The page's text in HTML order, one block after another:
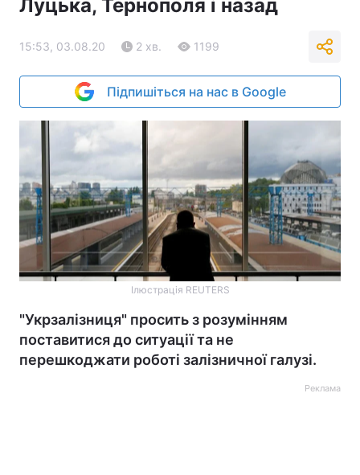
Луцька, Тернополя і назад
15:53, 03.08.20 2 хв. 1199
Підпишіться на нас в Google
Ілюстрація REUTERS
"Укрзалізниця" просить з розумінням
поставитися до ситуації та не
перешкоджати роботі залізничної галузі.
Реклама